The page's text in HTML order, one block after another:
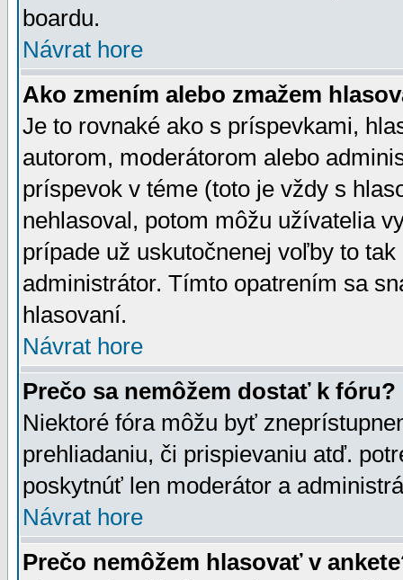
boardu.
Návrat hore
Ako zmením alebo zmažem
Je to rovnaké ako s príspevkami,
autorom, moderátorom alebo
príspevok v téme (toto je vždy s
nehlasoval, potom môžu užívatelia
prípade už uskutočnenej voľby to
administrátor. Tímto opatrením sa
hlasovaní.
Návrat hore
Prečo sa nemôžem dostať k fóru?
Niektoré fóra môžu byť
prehliadaniu, či prispievaniu atď.
poskytnúť len moderátor a
Návrat hore
Prečo nemôžem hlasovať v